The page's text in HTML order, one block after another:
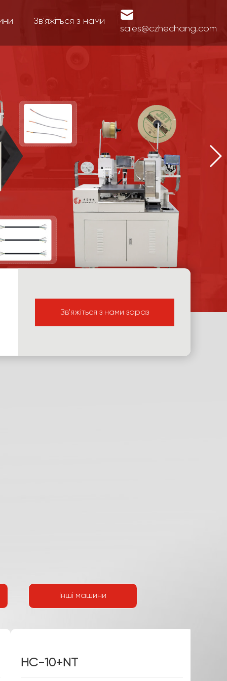
Зв'яжіться з нами
sales@czhechang.com
Зв'яжіться з нами зараз
Інші машини
HC-10+FS